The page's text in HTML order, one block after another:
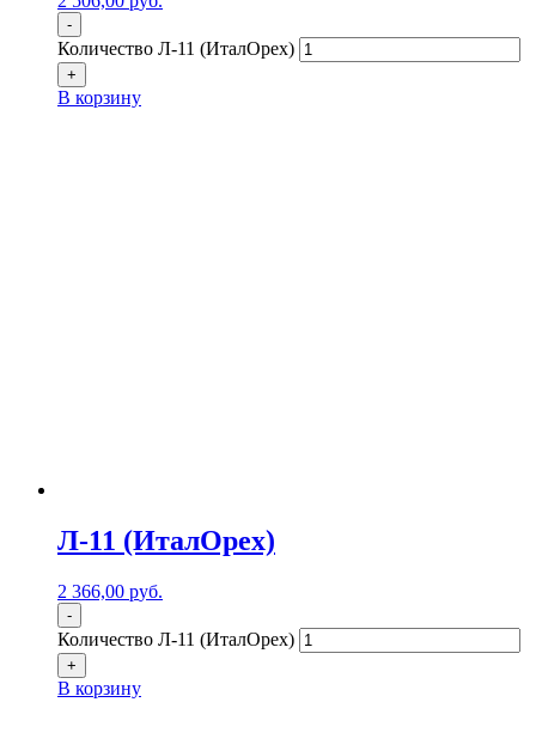
-
Количество Л-11 (ИталОрех)
+
В корзину
Л-11 (ИталОрех)
2 366,00 руб.
-
Количество Л-11 (ИталОрех)
+
В корзину